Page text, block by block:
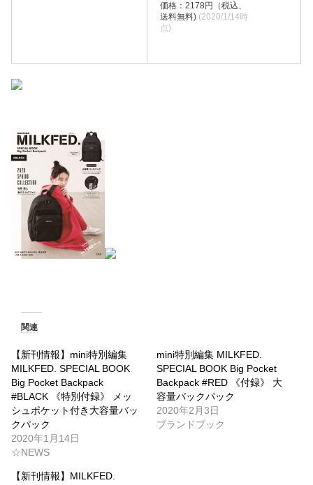
価格：2178円（税込、
送料無料) (2020/1/14時
点)
関連
【新刊情報】mini特別編集
MILKFED. SPECIAL BOOK
Big Pocket Backpack
#BLACK 《特別付録》 メッ
シュポケット付き大容量バッ
クパック
2020年1月14日
☆NEWS
mini特別編集 MILKFED.
SPECIAL BOOK Big Pocket
Backpack #RED 《付録》 大
容量バックパック
2020年2月3日
ブランドブック
【新刊情報】MILKFED.